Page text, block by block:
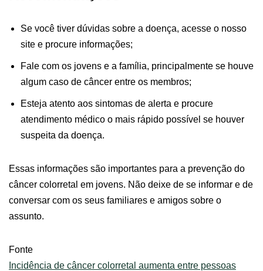
Se você tiver dúvidas sobre a doença, acesse o nosso
site e procure informações;
Fale com os jovens e a família, principalmente se houve
algum caso de câncer entre os membros;
Esteja atento aos sintomas de alerta e procure
atendimento médico o mais rápido possível se houver
suspeita da doença.
Essas informações são importantes para a prevenção do
câncer colorretal em jovens. Não deixe de se informar e de
conversar com os seus familiares e amigos sobre o
assunto.
Fonte
Incidência de câncer colorretal aumenta entre pessoas